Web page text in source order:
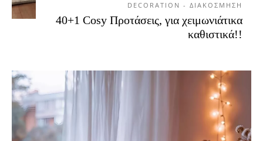
DECORATION - ΔΙΑΚΟΣΜΗΣΗ
40+1 Cosy Προτάσεις, για χειμωνιάτικα
καθιστικά!!